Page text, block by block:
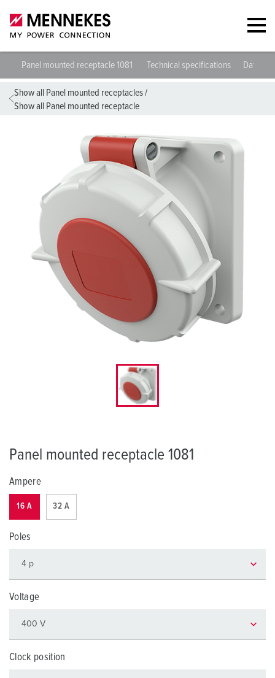
Panel mounted receptacle 1081 Technical specifications
Show all Panel mounted receptacles/
Show all Panel mounted receptacle
Panel mounted receptacle 1081
Ampere
16 A 32 A
Poles
Voltage
Clock position